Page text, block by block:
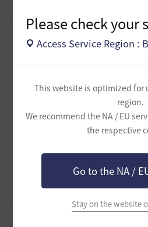
Please check your
Access Service Region :
This website is optimized for
region.
We recommend the NA / EU
the respective
Go to the NA /
Stay on the website
1
[ギルド募集]ギルド【Patera
者復帰者歓迎！！
かぐらBDO
レイキャッツ」メンバー募集
多数所属・スキル目当て◎）
くろいばら
[意見掲示板]釣りの「他の冒
回リセットされる問題について
0 108 浅井ジークフ
[意見掲示板]HYPERBOOSTの